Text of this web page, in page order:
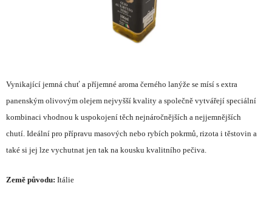
Vynikající jemná chuť a příjemné aroma černého lanýže se mísí s extra
panenským olivovým olejem nejvyšší kvality a společně vytvářejí speciální
kombinaci vhodnou k uspokojení těch nejnáročnějších a nejjemnějších
chutí. Ideální pro přípravu masových nebo rybích pokrmů, rizota i těstovin a
také si jej lze vychutnat jen tak na kousku kvalitního pečiva.
Země původu: Itálie